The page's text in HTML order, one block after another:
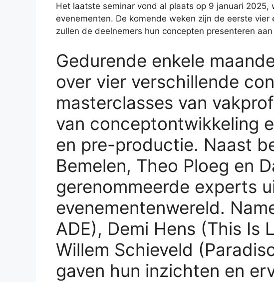
Het laatste seminar vond al plaats op 9 januari
evenementen. De komende weken zijn de eerste
zullen de deelnemers hun concepten presenteren
Gedurende enkele
over vier verschillende
masterclasses van
van conceptontwikkeling
en pre-productie. Naast
Bemelen, Theo Ploeg en
gerenommeerde experts
evenementenwereld.
ADE), Demi Hens (This Is
Willem Schieveld
gaven hun inzichten en